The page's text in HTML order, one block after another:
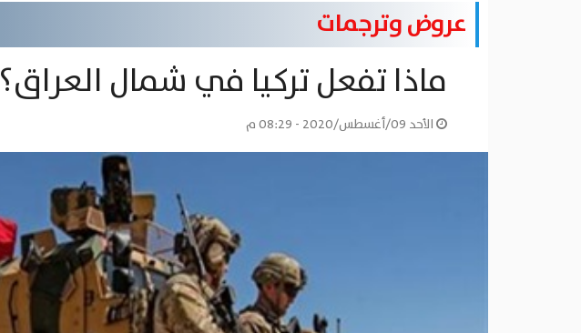
عروض وترجمات
ماذا تفعل تركيا في شمال العراق؟
الأحد 09/أغسطس/2020 - 08:29 م